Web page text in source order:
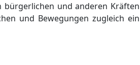
und anderen Kräften
und Bewegungen zugleich ein